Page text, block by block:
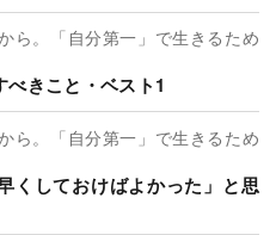
ら。「自分第一」で生きるため
べきこと・ベスト1
ら。「自分第一」で生きるため
くしておけばよかった」と思